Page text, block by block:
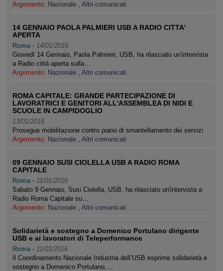
Argomento: Nazionale , Altri comunicati
14 GENNAIO PAOLA PALMIERI USB A RADIO CITTA'
APERTA
Roma - 14/01/2016
Giovedì 14 Gennaio, Paola Palmieri, USB, ha rilasciato un'intervista
a Radio città aperta sulla…
Argomento: Nazionale , Altri comunicati
ROMA CAPITALE: GRANDE PARTECIPAZIONE DI
LAVORATRICI E GENITORI ALL'ASSEMBLEA DI NIDI E
SCUOLE IN CAMPIDOGLIO
13/01/2016
Prosegue mobilitazione contro piano di smantellamento dei servizi
Argomento: Nazionale , Altri comunicati
09 GENNAIO SUSI CIOLELLA USB A RADIO ROMA
CAPITALE
Roma - 11/01/2016
Sabato 9 Gennaio, Susi Ciolella, USB, ha rilasciato un'intervista a
Radio Roma Capitale su…
Argomento: Nazionale , Altri comunicati
Solidarietà e sostegno a Domenico Portulano dirigente
USB e ai lavoratori di Teleperformance
Roma - 11/01/2016
Il Coordinamento Nazionale Industria dell’USB esprime solidarietà e
sostegno a Domenico Portulano,…